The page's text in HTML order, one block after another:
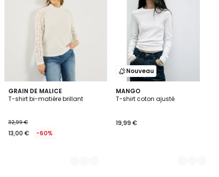
GRAIN DE MALICE
T-shirt bi-matière brillant
32,99 €
13,00 € -60%
2
Couleurs
Nouveau
MANGO
T-shirt coton ajusté
19,99 €
3
Couleurs